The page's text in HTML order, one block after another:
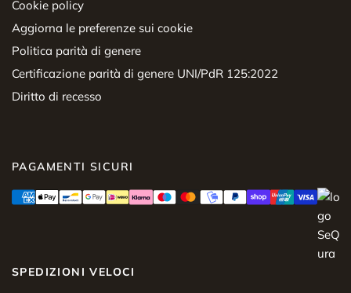
Cookie policy
Aggiorna le preferenze sui cookie
Politica parità di genere
Certificazione parità di genere UNI/PdR 125:2022
Diritto di recesso
PAGAMENTI SICURI
SPEDIZIONI VELOCI